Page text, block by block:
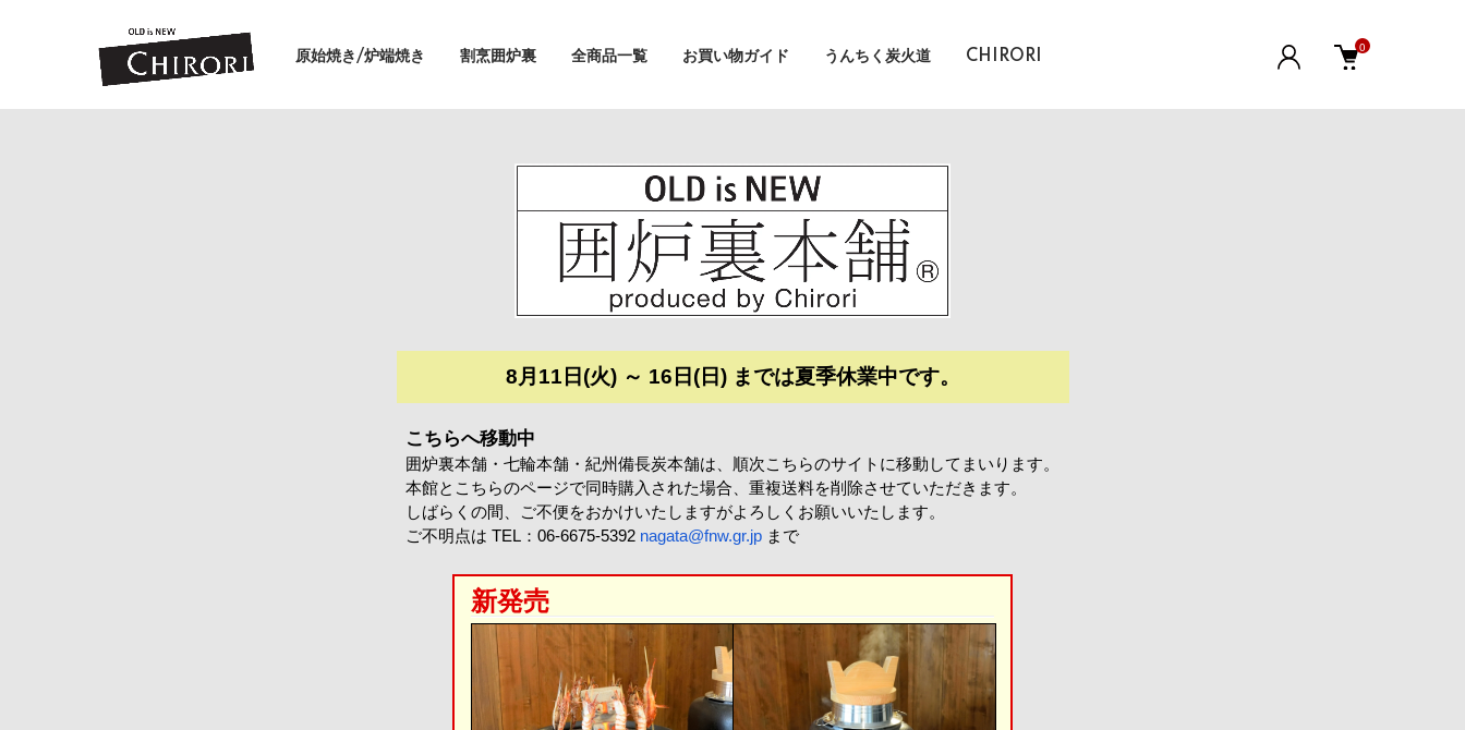
原始焼き/炉端焼き 割烹囲炉裏 全商品一覧 お買い物ガイド うんちく炭火道 CHIRORI
0
8月11日(火) ～ 16日(日) までは夏季休業中です。
こちらへ移動中
囲炉裏本舗・七輪本舗・紀州備長炭本舗は、順次こちらのサイトに移動してまいります。
本館とこちらのページで同時購入された場合、重複送料を削除させていただきます。
しばらくの間、ご不便をおかけいたしますがよろしくお願いいたします。
ご不明点は TEL：06-6675-5392 nagata@fnw.gr.jp まで
新発売